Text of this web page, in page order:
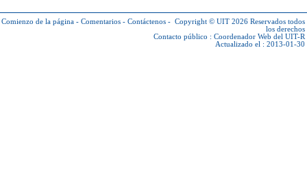
Comienzo de la página - Comentarios - Contáctenos - Copyright © UIT 2026 Reservados todos
los derechos
Contacto público : Coordenador Web del UIT-R
Actualizado el : 2013-01-30